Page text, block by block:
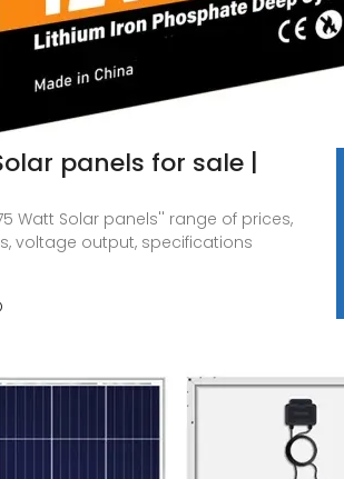
panels for sale |
Watt Solar panels'' range of prices,
voltage output, specifications